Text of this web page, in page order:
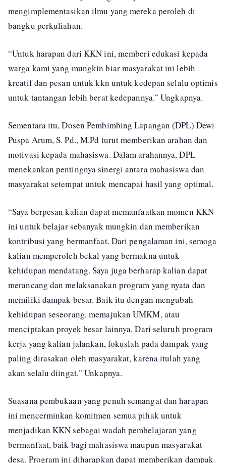
mengimplementasikan ilmu yang mereka peroleh di
bangku perkuliahan.
“Untuk harapan dari KKN ini, memberi edukasi kepada
warga kami yang mungkin biar masyarakat ini lebih
kreatif dan pesan untuk kkn untuk kedepan selalu optimis
untuk tantangan lebih berat kedepannya.” Ungkapnya.
Sementara itu, Dosen Pembimbing Lapangan (DPL) Dewi
Puspa Arum, S. Pd., M.Pd turut memberikan arahan dan
motivasi kepada mahasiswa. Dalam arahannya, DPL
menekankan pentingnya sinergi antara mahasiswa dan
masyarakat setempat untuk mencapai hasil yang optimal.
“Saya berpesan kalian dapat memanfaatkan momen KKN
ini untuk belajar sebanyak mungkin dan memberikan
kontribusi yang bermanfaat. Dari pengalaman ini, semoga
kalian memperoleh bekal yang bermakna untuk
kehidupan mendatang. Saya juga berharap kalian dapat
merancang dan melaksanakan program yang nyata dan
memiliki dampak besar. Baik itu dengan mengubah
kehidupan seseorang, memajukan UMKM, atau
menciptakan proyek besar lainnya. Dari seluruh program
kerja yang kalian jalankan, fokuslah pada dampak yang
paling dirasakan oleh masyarakat, karena itulah yang
akan selalu diingat." Unkapnya.
Suasana pembukaan yang penuh semangat dan harapan
ini mencerminkan komitmen semua pihak untuk
menjadikan KKN sebagai wadah pembelajaran yang
bermanfaat, baik bagi mahasiswa maupun masyarakat
desa. Program ini diharapkan dapat memberikan dampak